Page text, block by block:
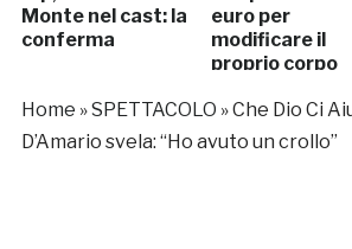
Monte nel cast: la
conferma
euro per
modificare il
proprio corpo
Home »SPETTACOLO »Che Dio Ci
D’Amario svela: “Ho avuto un crollo”